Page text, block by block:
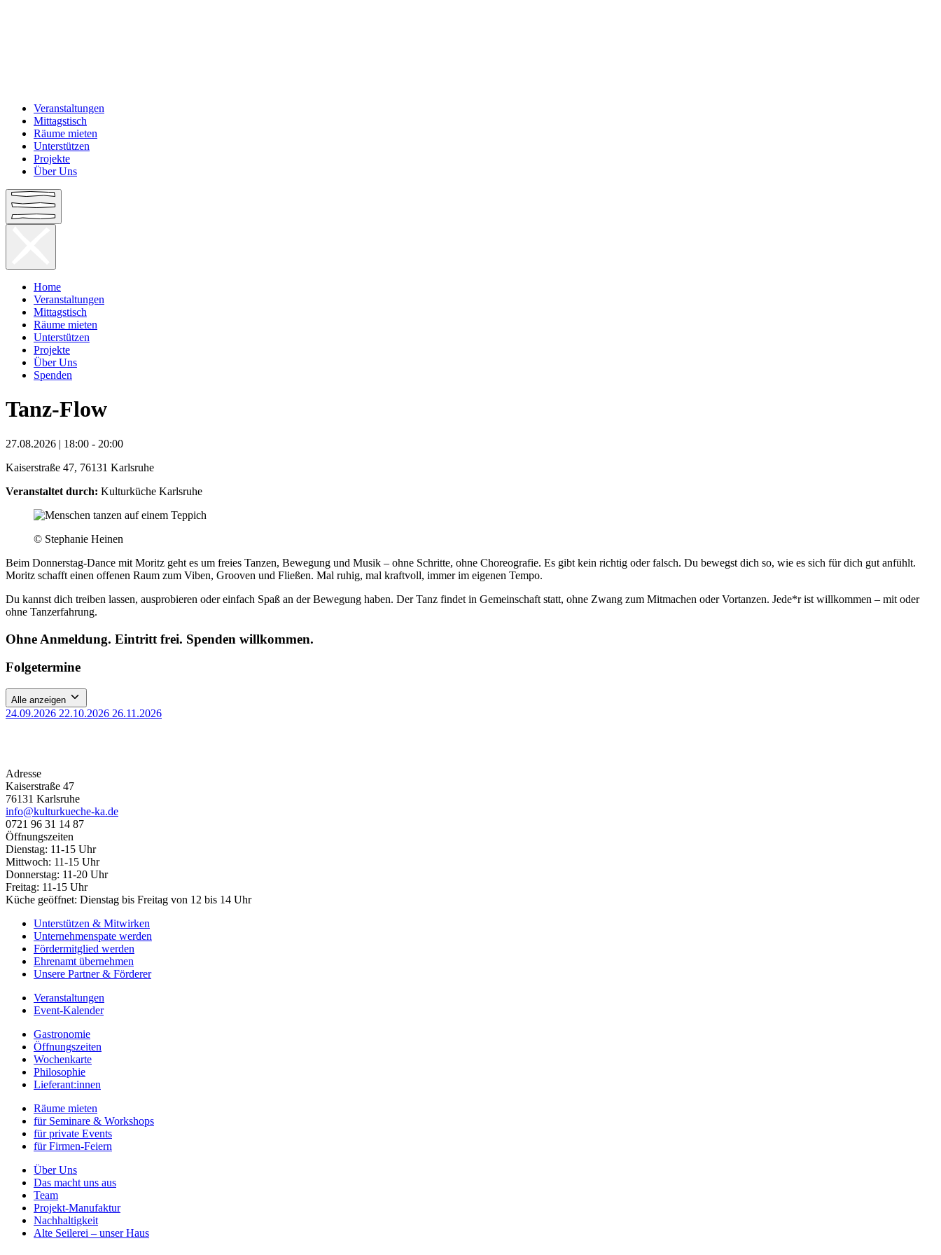
Veranstaltungen
Mittagstisch
Räume mieten
Unterstützen
Projekte
Über Uns
Home
Veranstaltungen
Mittagstisch
Räume mieten
Unterstützen
Projekte
Über Uns
Spenden
Tanz-Flow
27.08.2026 | 18:00 - 20:00
Kaiserstraße 47, 76131 Karlsruhe
Veranstaltet durch: Kulturküche Karlsruhe
© Stephanie Heinen
Beim Donnerstag-Dance mit Moritz geht es um freies Tanzen, Bewegung und Musik – ohne Schritte, ohne Choreografie. Es gibt kein richtig oder falsch. Du bewegst dich so, wie es sich für dich gut anfühlt.
Moritz schafft einen offenen Raum zum Viben, Grooven und Fließen. Mal ruhig, mal kraftvoll, immer im eigenen Tempo.
Du kannst dich treiben lassen, ausprobieren oder einfach Spaß an der Bewegung haben. Der Tanz findet in Gemeinschaft statt, ohne Zwang zum Mitmachen oder Vortanzen. Jede*r ist willkommen – mit oder
ohne Tanzerfahrung.
Ohne Anmeldung. Eintritt frei. Spenden willkommen.
Folgetermine
Alle anzeigen
24.09.2026 22.10.2026 26.11.2026
Adresse
Kaiserstraße 47
76131 Karlsruhe
info@kulturkueche-ka.de
0721 96 31 14 87
Öffnungszeiten
Dienstag: 11-15 Uhr
Mittwoch: 11-15 Uhr
Donnerstag: 11-20 Uhr
Freitag: 11-15 Uhr
Küche geöffnet: Dienstag bis Freitag von 12 bis 14 Uhr
Unterstützen & Mitwirken
Unternehmenspate werden
Fördermitglied werden
Ehrenamt übernehmen
Unsere Partner & Förderer
Veranstaltungen
Event-Kalender
Gastronomie
Öffnungszeiten
Wochenkarte
Philosophie
Lieferant:innen
Räume mieten
für Seminare & Workshops
für private Events
für Firmen-Feiern
Über Uns
Das macht uns aus
Team
Projekt-Manufaktur
Nachhaltigkeit
Alte Seilerei – unser Haus